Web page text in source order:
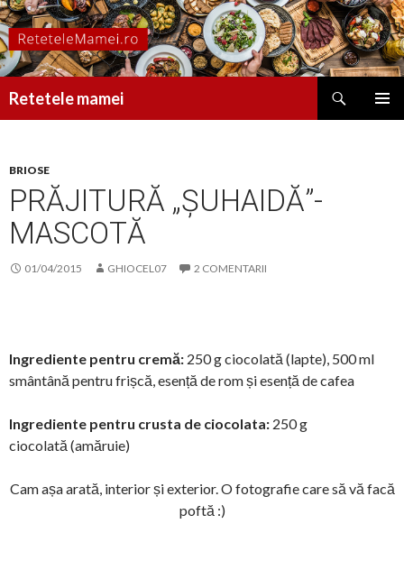
Retetele mamei
BRIOSE
PRĂJITURĂ „ȘUHAIDĂ”-
MASCOTĂ
01/04/2015 GHIOCEL07 2 COMENTARII
Ingrediente pentru cremă: 250 g ciocolată (lapte), 500 ml
smântână pentru frișcă, esență de rom și esență de cafea
Ingrediente pentru crusta de ciocolata: 250 g
ciocolată (amăruie)
Cam așa arată, interior și exterior. O fotografie care să vă facă
poftă :)